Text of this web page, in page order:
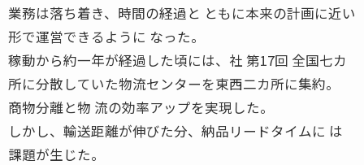
業務は落ち着き、時間の経過と ともに本来の計画に近い
形で運営できるように なった。
稼動から約一年が経過した頃には、社 第17回 全国七カ
所に分散していた物流センターを東西二カ所に集約。
商物分離と物 流の効率アップを実現した。
しかし、輸送距離が伸びた分、納品リードタイムに は
課題が生じた。